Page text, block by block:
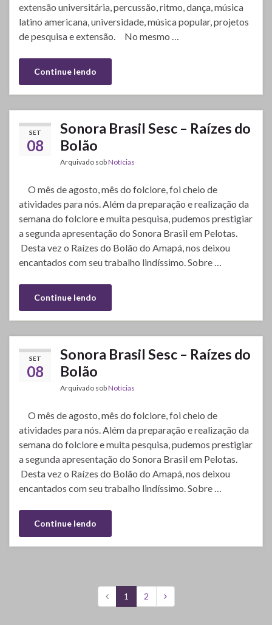
extensão universitária, percussão, ritmo, dança, música
latino americana, universidade, música popular, projetos
de pesquisa e extensão. No mesmo …
Continue lendo
SET
08
Sonora Brasil Sesc – Raízes do
Bolão
Arquivado sobNotícias
O mês de agosto, mês do folclore, foi cheio de
atividades para nós. Além da preparação e realização da
semana do folclore e muita pesquisa, pudemos prestigiar
a segunda apresentação do Sonora Brasil em Pelotas.
Desta vez o Raízes do Bolão do Amapá, nos deixou
encantados com seu trabalho lindíssimo. Sobre …
Continue lendo
SET
08
Sonora Brasil Sesc – Raízes do
Bolão
Arquivado sobNotícias
O mês de agosto, mês do folclore, foi cheio de
atividades para nós. Além da preparação e realização da
semana do folclore e muita pesquisa, pudemos prestigiar
a segunda apresentação do Sonora Brasil em Pelotas.
Desta vez o Raízes do Bolão do Amapá, nos deixou
encantados com seu trabalho lindíssimo. Sobre …
Continue lendo
1 2